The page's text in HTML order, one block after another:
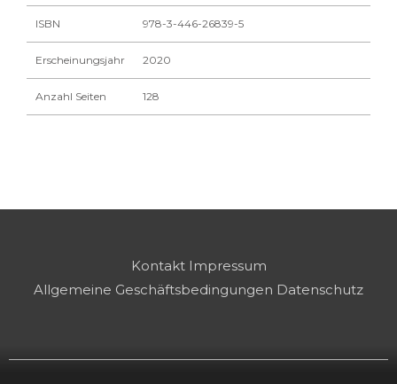
ISBN 978-3-446-26839-5
Erscheinungsjahr 2020
Anzahl Seiten 128
Kontakt Impressum
Allgemeine Geschäftsbedingungen Datenschutz